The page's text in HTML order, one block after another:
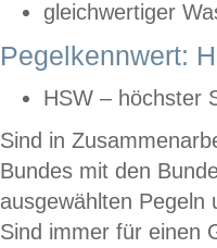
gleichwertiger
Pegelkennwert:
HSW – höchster
Sind in
Bundes mit den
ausgewählten
Sind immer für einen